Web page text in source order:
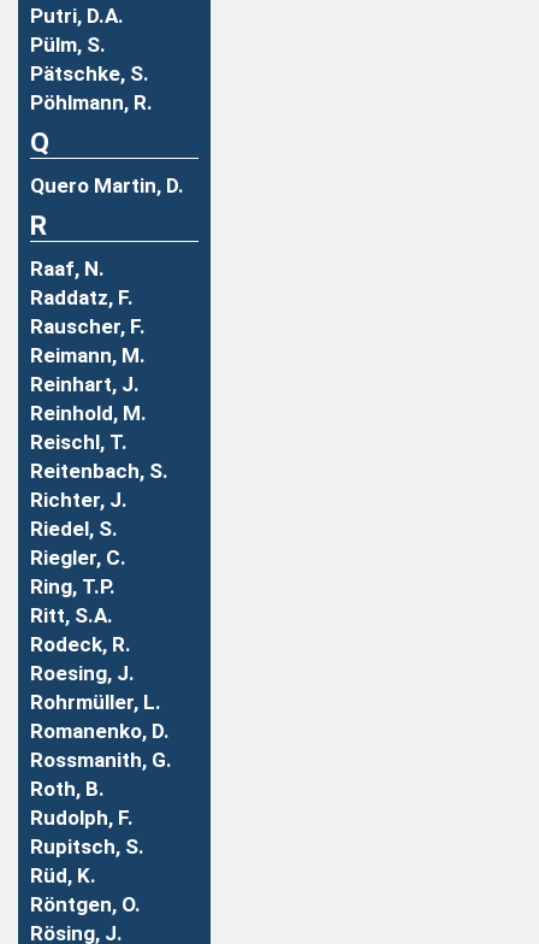
Putri, D.A.
Pülm, S.
Pätschke, S.
Pöhlmann, R.
Q
Quero Martin, D.
R
Raaf, N.
Raddatz, F.
Rauscher, F.
Reimann, M.
Reinhart, J.
Reinhold, M.
Reischl, T.
Reitenbach, S.
Richter, J.
Riedel, S.
Riegler, C.
Ring, T.P.
Ritt, S.A.
Rodeck, R.
Roesing, J.
Rohrmüller, L.
Romanenko, D.
Rossmanith, G.
Roth, B.
Rudolph, F.
Rupitsch, S.
Rüd, K.
Röntgen, O.
Rösing, J.